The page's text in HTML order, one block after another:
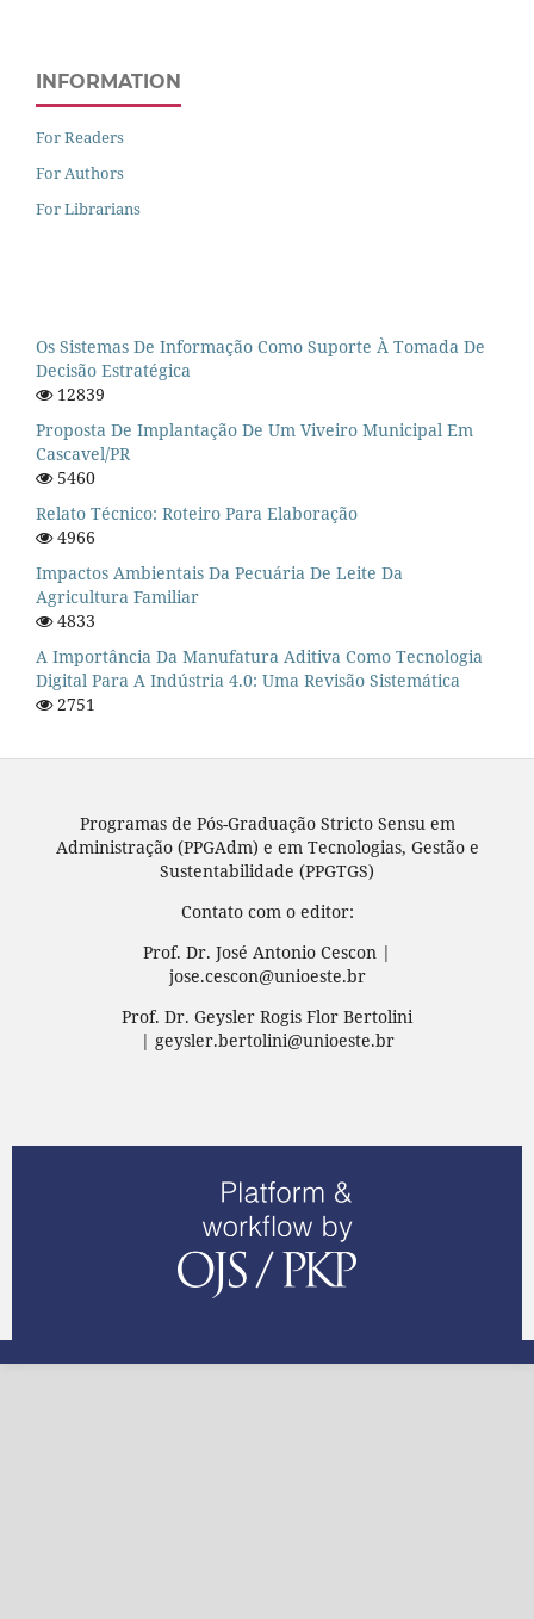
INFORMATION
For Readers
For Authors
For Librarians
Os Sistemas De Informação Como Suporte À Tomada De
Decisão Estratégica
12839
Proposta De Implantação De Um Viveiro Municipal Em
Cascavel/PR
5460
Relato Técnico: Roteiro Para Elaboração
4966
Impactos Ambientais Da Pecuária De Leite Da
Agricultura Familiar
4833
A Importância Da Manufatura Aditiva Como Tecnologia
Digital Para A Indústria 4.0: Uma Revisão Sistemática
2751
Programas de Pós-Graduação Stricto Sensu em
Administração (PPGAdm) e em Tecnologias, Gestão e
Sustentabilidade (PPGTGS)
Contato com o editor:
Prof. Dr. José Antonio Cescon |
jose.cescon@unioeste.br
Prof. Dr. Geysler Rogis Flor Bertolini
| geysler.bertolini@unioeste.br